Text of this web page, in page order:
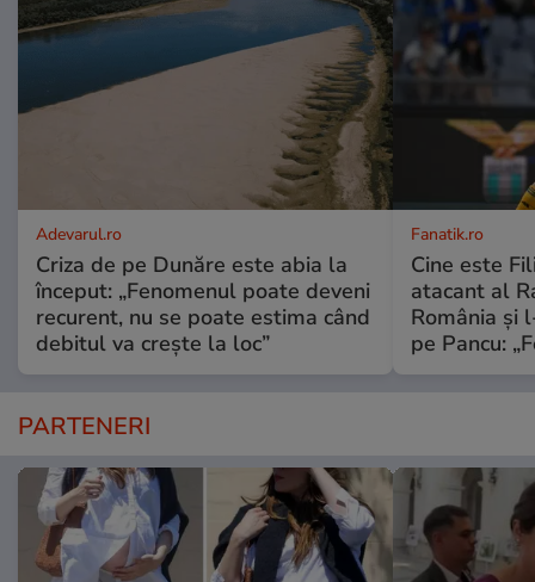
Adevarul.ro
Criza de pe Dunăre este abia la
început: „Fenomenul poate deveni
recurent, nu se poate estima când
debitul va crește la loc”
Fanatik.ro
Cine este
atacant al
România și
pe Pancu:
PARTENERI